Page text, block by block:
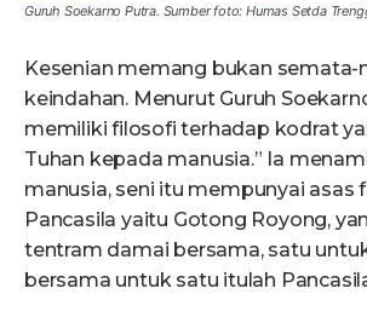
Guruh Soekarno Putra. Sumber foto: Humas Setda
Kesenian memang bukan
keindahan. Menurut Guruh
memiliki filosofi terhadap kodrat
Tuhan kepada manusia.” Ia
manusia, seni itu mempunyai asas
Pancasila yaitu Gotong Royong,
tentram damai bersama, satu
bersama untuk satu itulah